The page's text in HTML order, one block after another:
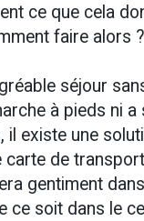
ce que cela
faire alors ?
séjour
à pieds ni
il existe une
carte de
gentiment
ce soit dans le